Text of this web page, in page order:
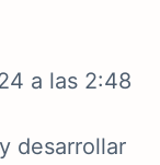
a las 2:48
desarrollar